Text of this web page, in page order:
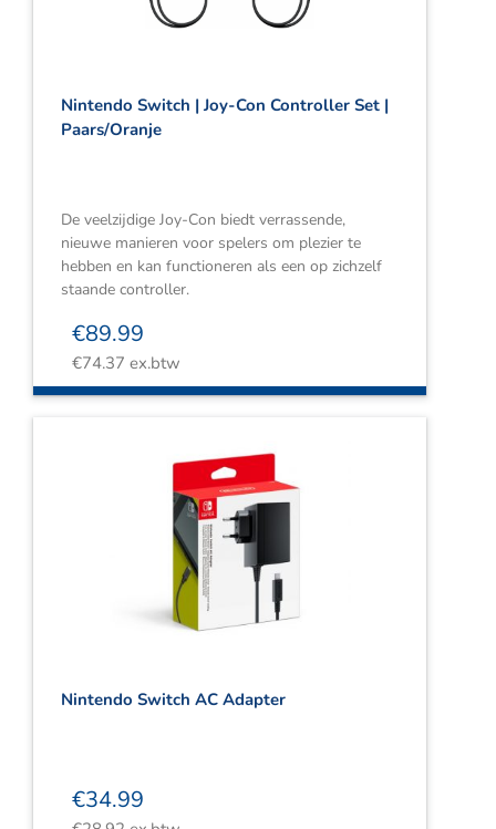
Nintendo Switch | Joy-Con Controller Set |
Paars/Oranje
De veelzijdige Joy-Con biedt verrassende,
nieuwe manieren voor spelers om plezier te
hebben en kan functioneren als een op zichzelf
staande controller.
€89.99
€74.37 ex.btw
Nintendo Switch AC Adapter
€34.99